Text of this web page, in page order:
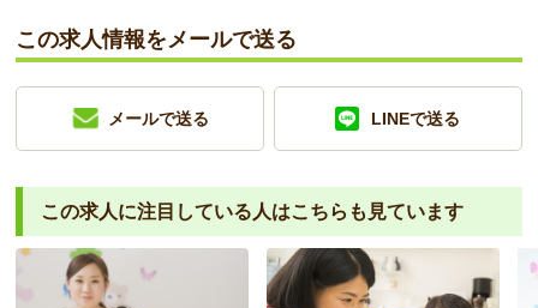
この求人情報をメールで送る
メールで送る LINEで送る
この求人に注目している人はこちらも見ています